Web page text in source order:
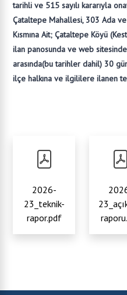
tarihli ve 515 sayılı kararıyla
Çataltepe Mahallesi, 303 Ada
Kısmına Ait; Çataltepe Köyü
ilan panosunda ve web
arasında(bu tarihler dahil) 30
ilçe halkına ve ilgililere ilanen
2026-
23_teknik-
rapor.pdf